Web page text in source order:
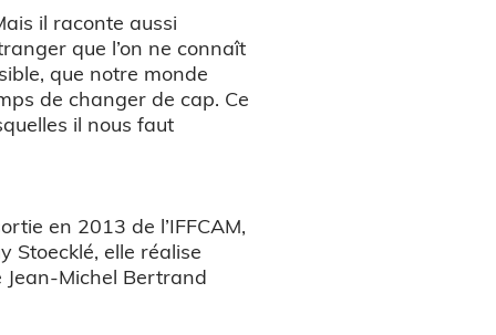
il raconte aussi
que l’on ne connaît
que notre monde
de changer de cap. Ce
il nous faut
en 2013 de l’IFFCAM,
Stoecklé, elle réalise
Michel Bertrand